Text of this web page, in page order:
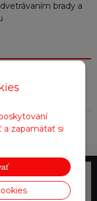
a zapamätať si
brady a